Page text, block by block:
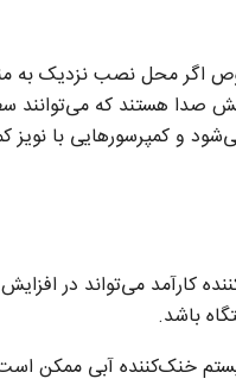
اگر محل نصب نزدیک به
صدا هستند که می‌توانند
کارآمد می‌تواند در
باشد.